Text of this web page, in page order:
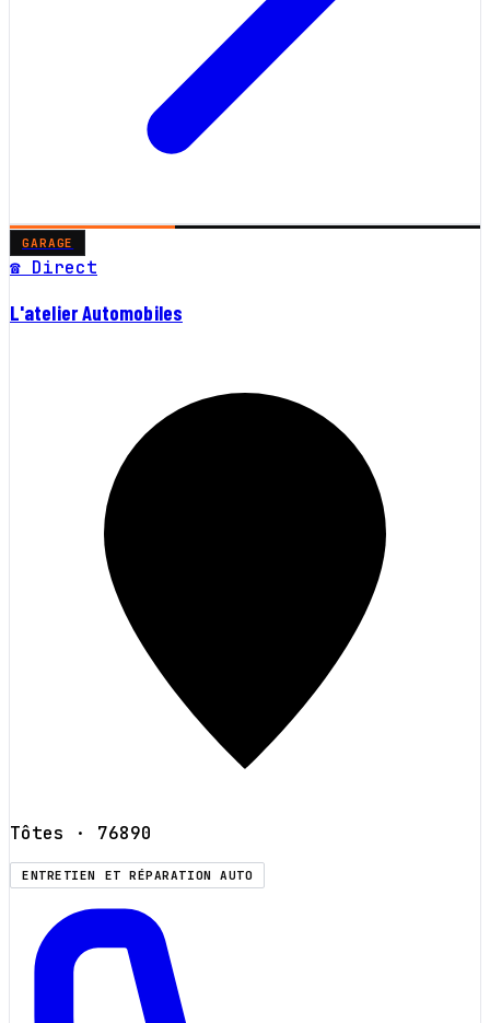
GARAGE
☎ Direct
L'atelier Automobiles
Tôtes · 76890
ENTRETIEN ET RÉPARATION AUTO